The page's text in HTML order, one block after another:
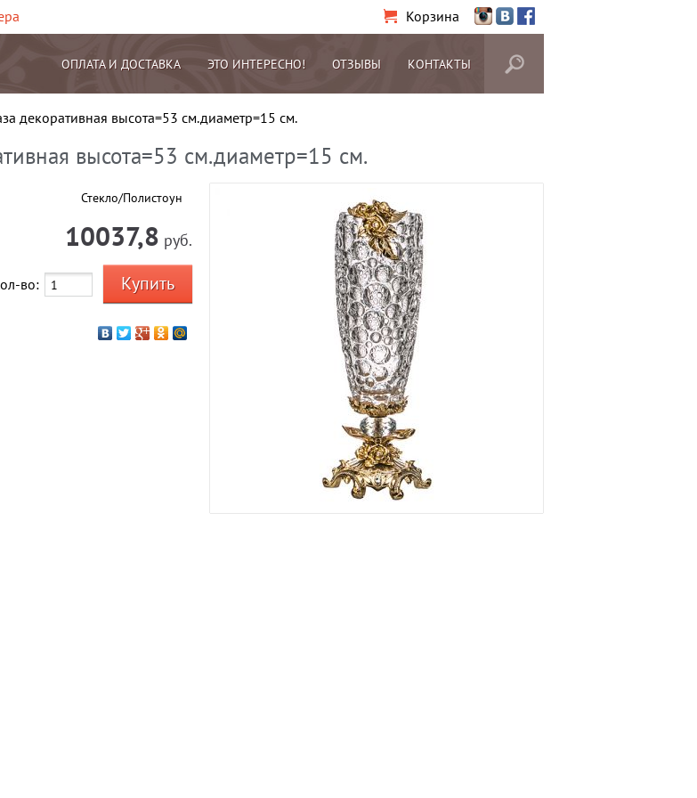
Корзина
ОПЛАТА И ДОСТАВКА ЭТО ИНТЕРЕСНО! ОТЗЫВЫ КОНТАКТЫ
декоративная высота=53 см.диаметр=15 см.
высота=53 см.диаметр=15 см.
Стекло/Полистоун
10037,8 руб.
во: